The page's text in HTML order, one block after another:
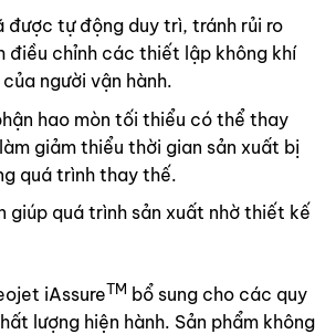
được tự động duy trì, tránh rủi ro
điều chỉnh các thiết lập không khí
người vận hành.
hao mòn tối thiểu có thể thay
giảm thiểu thời gian sản xuất bị
quá trình thay thế.
giúp quá trình sản xuất nhờ thiết kế
iAssureTM bổ sung cho các quy
lượng hiện hành. Sản phẩm không